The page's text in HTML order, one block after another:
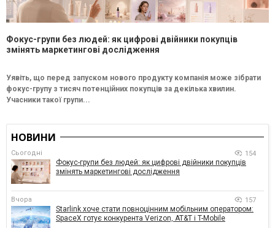
Фокус-групи без людей: як цифрові двійники покупців
змінять маркетингові дослідження
Уявіть, що перед запуском нового продукту компанія може зібрати
фокус-групу з тисяч потенційних покупців за декілька хвилин.
Учасники такої групи...
НОВИНИ
Сьогодні 154
Фокус-групи без людей: як цифрові двійники покупців
змінять маркетингові дослідження
Вчора 157
Starlink хоче стати повноцінним мобільним оператором:
SpaceX готує конкурента Verizon, AT&T і T-Mobile